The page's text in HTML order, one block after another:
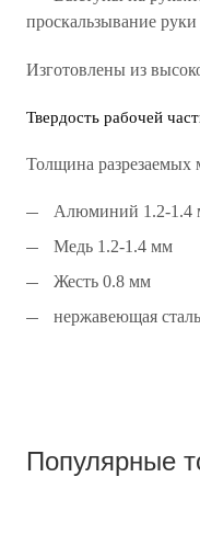
проскальзывание руки
Изготовлены из
Твердость рабочей
Толщина разрезаемых
Алюминий 1.2-1.4
Медь 1.2-1.4 мм
Жесть 0.8 мм
нержавеющая
Популярные